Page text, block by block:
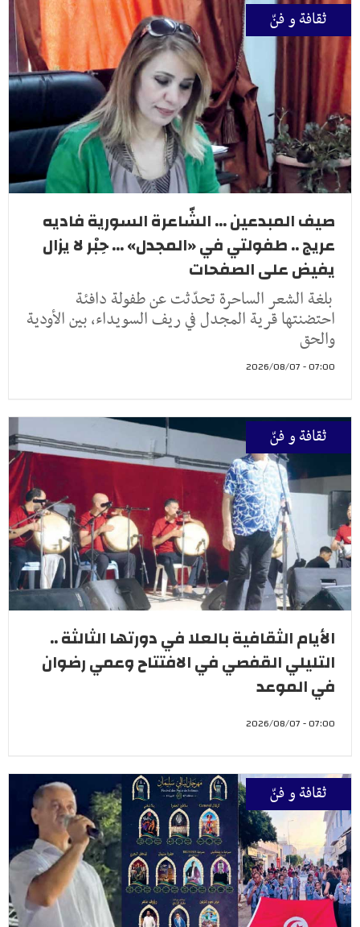
ثقافة و فنّ
صيف المبدعين ... الشّاعرة السورية فاديه
عريج .. طفولتي في «المجدل» ... حِبْر لا يزال
يفيض على الصفحات
بلغة الشعر الساحرة تحدّثت عن طفولة دافئة
احتضنتها قرية المجدل في ريف السويداء، بين الأودية
والحق
07:00 - 2026/08/07
ثقافة و فنّ
الأيام الثقافية بالعلا في دورتها الثالثة ..
التليلي القفصي في الافتتاح وعمي رضوان
في الموعد
07:00 - 2026/08/07
ثقافة و فنّ